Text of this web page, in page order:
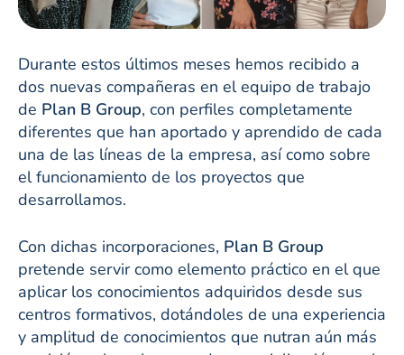
Durante estos últimos meses hemos recibido a
dos nuevas compañeras en el equipo de trabajo
de Plan B Group, con perfiles completamente
diferentes que han aportado y aprendido de cada
una de las líneas de la empresa, así como sobre
el funcionamiento de los proyectos que
desarrollamos.
Con dichas incorporaciones, Plan B Group
pretende servir como elemento práctico en el que
aplicar los conocimientos adquiridos desde sus
centros formativos, dotándoles de una experiencia
y amplitud de conocimientos que nutran aún más